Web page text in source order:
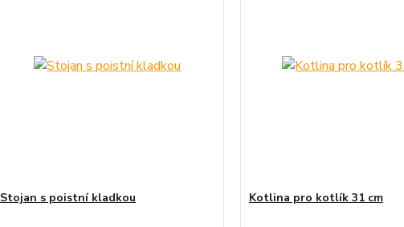
Stojan s poistní kladkou Kotlina pro kotlík 31 cm